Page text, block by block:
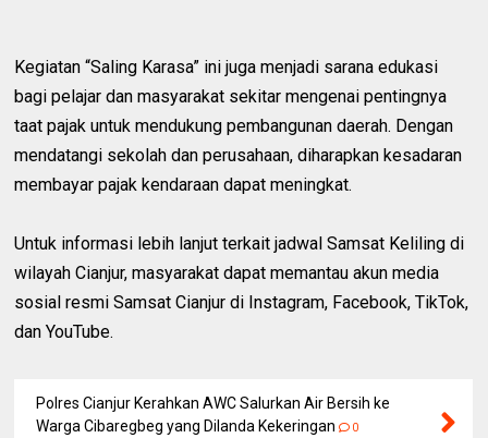
Kegiatan “Saling Karasa” ini juga menjadi sarana edukasi
bagi pelajar dan masyarakat sekitar mengenai pentingnya
taat pajak untuk mendukung pembangunan daerah. Dengan
mendatangi sekolah dan perusahaan, diharapkan kesadaran
membayar pajak kendaraan dapat meningkat.
Untuk informasi lebih lanjut terkait jadwal Samsat Keliling di
wilayah Cianjur, masyarakat dapat memantau akun media
sosial resmi Samsat Cianjur di Instagram, Facebook, TikTok,
dan YouTube.
Polres Cianjur Kerahkan AWC Salurkan Air Bersih ke
Warga Cibaregbeg yang Dilanda Kekeringan
0